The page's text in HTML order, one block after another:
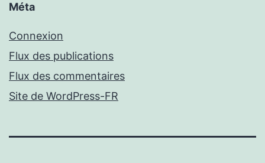
Méta
Connexion
Flux des publications
Flux des commentaires
Site de WordPress-FR